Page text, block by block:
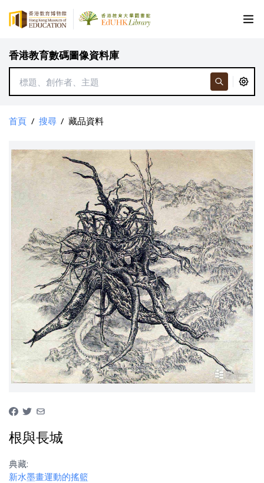
香港教育數碼圖像資料庫
首頁 / 搜尋 / 藏品資料
根與長城
典藏:
新水墨畫運動的搖籃